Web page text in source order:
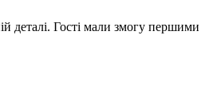
деталі. Гості мали змогу першими